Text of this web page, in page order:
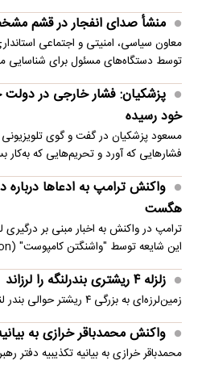
منشأ صدای انفجار در قشم
معاون سیاسی، امنیتی و اجتماعی
توسط دستگاه‌های مسئول برای شناسایی
پزشکیان: فشار خارجی در
خود رسیده
مسعود پزشکیان در گفت و گوی
فشارهایی که آورد و تحریم‌هایی که به‌کار
واکنش ترامپ به ادعاها
هگست
ترامپ در واکنش به اخبار مبنی بر
این شایعه توسط "واشنگتن کامپوست" (The Washington…
زلزله ۴ ریشتری بندرلنگه را لرزاند
زمین‌لرزه‌ای به بزرگی ۴ ریشتر حوالی بندر لنگه را در غرب هرمزگان لرزاند.
واکنش محمدباقر خرازی به
محمدباقر خرازی به بیانیه تکذیبیه دفتر